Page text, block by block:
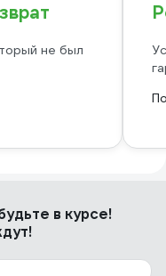
не был
в курсе!